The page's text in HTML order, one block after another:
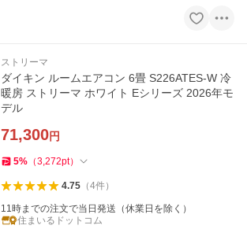
ストリーマ
ダイキン ルームエアコン 6畳 S226ATES-W 冷
暖房 ストリーマ ホワイト Eシリーズ 2026年モ
デル
71,300円
5% （3,272pt）
4.75（4件）
11時までの注文で当日発送（休業日を除く）
住まいるドットコム